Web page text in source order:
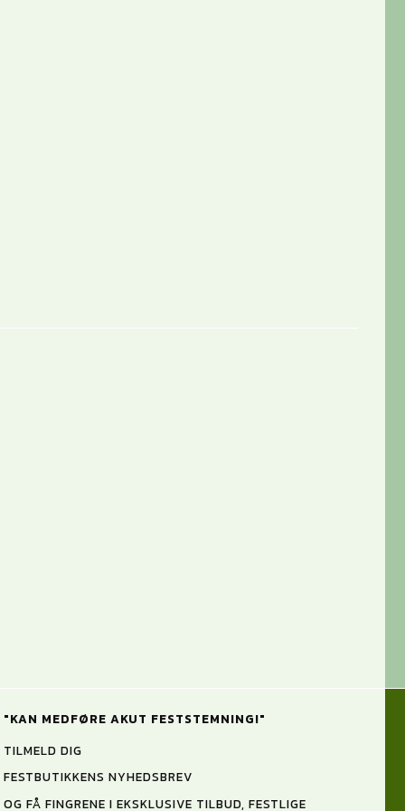
"KAN MEDFØRE AKUT FESTSTEMNING!"
TILMELD DIG
FESTBUTIKKENS NYHEDSBREV
OG FÅ FINGRENE I EKSKLUSIVE TILBUD, FESTLIGE